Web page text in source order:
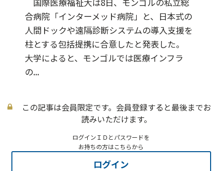
合病院「インターメッド病院」と、日本式の
人間ドックや遠隔診断システムの導入支援を
柱とする包括提携に合意したと発表した。
大学によると、モンゴルでは医療インフラ
の...
この記事は会員限定です。会員登録すると最後までお
読みいただけます。
ログインＩＤとパスワードを
お持ちの方はこちらから
ログイン